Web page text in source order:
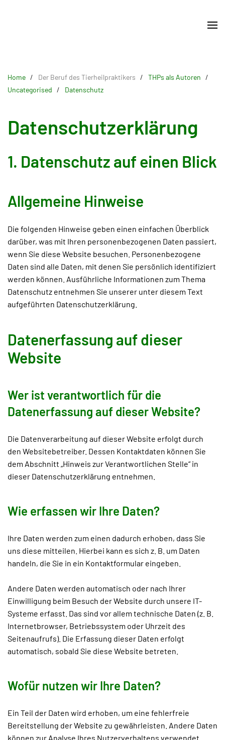
Home Der Beruf des Tierheilpraktikers
THPs als Autoren
Uncategorised
Datenschutz
Datenschutzerklärung
1. Datenschutz auf einen Blick
Allgemeine Hinweise
Die folgenden Hinweise geben einen einfachen Überblick
darüber, was mit Ihren personenbezogenen Daten passiert,
wenn Sie diese Website besuchen. Personenbezogene
Daten sind alle Daten, mit denen Sie persönlich identifiziert
werden können. Ausführliche Informationen zum Thema
Datenschutz entnehmen Sie unserer unter diesem Text
aufgeführten Datenschutzerklärung.
Datenerfassung auf dieser
Website
Wer ist verantwortlich für die
Datenerfassung auf dieser Website?
Die Datenverarbeitung auf dieser Website erfolgt durch
den Websitebetreiber. Dessen Kontaktdaten können Sie
dem Abschnitt „Hinweis zur Verantwortlichen Stelle“ in
dieser Datenschutzerklärung entnehmen.
Wie erfassen wir Ihre Daten?
Ihre Daten werden zum einen dadurch erhoben, dass Sie
uns diese mitteilen. Hierbei kann es sich z. B. um Daten
handeln, die Sie in ein Kontaktformular eingeben.
Andere Daten werden automatisch oder nach Ihrer
Einwilligung beim Besuch der Website durch unsere IT-
Systeme erfasst. Das sind vor allem technische Daten (z. B.
Internetbrowser, Betriebssystem oder Uhrzeit des
Seitenaufrufs). Die Erfassung dieser Daten erfolgt
automatisch, sobald Sie diese Website betreten.
Wofür nutzen wir Ihre Daten?
Ein Teil der Daten wird erhoben, um eine fehlerfreie
Bereitstellung der Website zu gewährleisten. Andere Daten
können zur Analyse Ihres Nutzerverhaltens verwendet